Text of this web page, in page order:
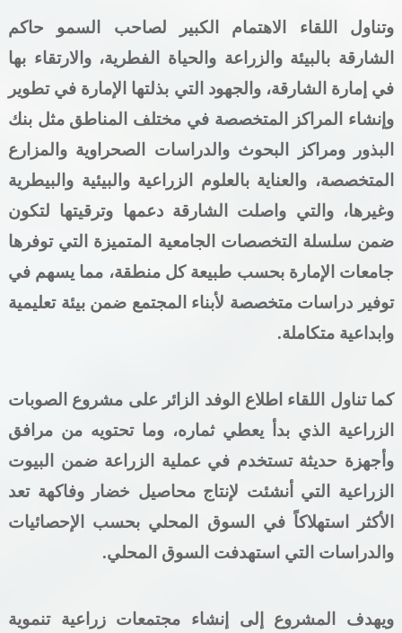
وتناول اللقاء الاهتمام الكبير لصاحب السمو حاكم
الشارقة بالبيئة والزراعة والحياة الفطرية، والارتقاء بها
في إمارة الشارقة، والجهود التي بذلتها الإمارة في تطوير
وإنشاء المراكز المتخصصة في مختلف المناطق مثل بنك
البذور ومراكز البحوث والدراسات الصحراوية والمزارع
المتخصصة، والعناية بالعلوم الزراعية والبيئية والبيطرية
وغيرها، والتي واصلت الشارقة دعمها وترقيتها لتكون
ضمن سلسلة التخصصات الجامعية المتميزة التي توفرها
جامعات الإمارة بحسب طبيعة كل منطقة، مما يسهم في
توفير دراسات متخصصة لأبناء المجتمع ضمن بيئة تعليمية
وابداعية متكاملة.
كما تناول اللقاء اطلاع الوفد الزائر على مشروع الصوبات
الزراعية الذي بدأ يعطي ثماره، وما تحتويه من مرافق
وأجهزة حديثة تستخدم في عملية الزراعة ضمن البيوت
الزراعية التي أنشئت لإنتاج محاصيل خضار وفاكهة تعد
الأكثر استهلاكاً في السوق المحلي بحسب الإحصائيات
والدراسات التي استهدفت السوق المحلي.
ويهدف المشروع إلى إنشاء مجتمعات زراعية تنموية